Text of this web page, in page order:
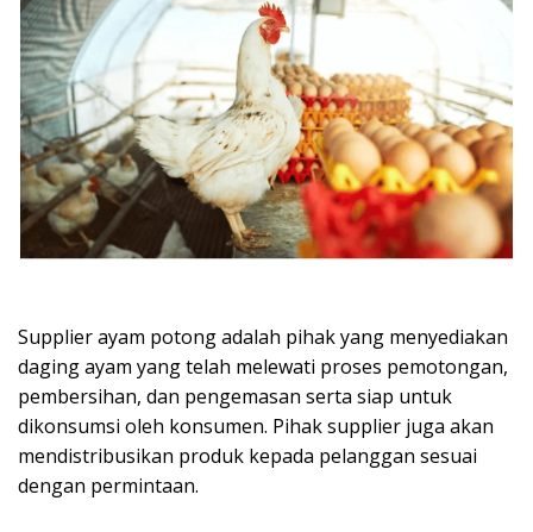
Supplier ayam potong adalah pihak yang menyediakan
daging ayam yang telah melewati proses pemotongan,
pembersihan, dan pengemasan serta siap untuk
dikonsumsi oleh konsumen. Pihak supplier juga akan
mendistribusikan produk kepada pelanggan sesuai
dengan permintaan.